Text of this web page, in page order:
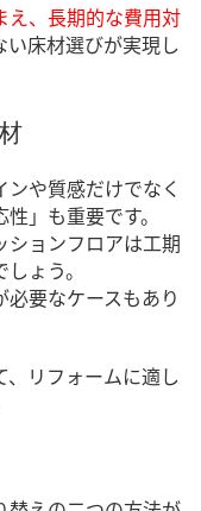
え、長期的な費用対
い床材選びが実現し
や質感だけでなく
」も重要です。
ションフロアは工期
ょう。
要なケースもあり
リフォームに適し